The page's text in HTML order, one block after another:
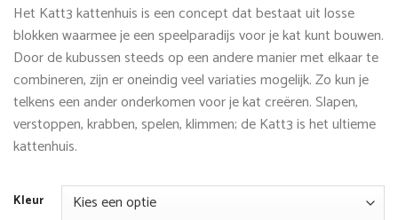
Het Katt3 kattenhuis is een concept dat bestaat uit losse
blokken waarmee je een speelparadijs voor je kat kunt bouwen.
Door de kubussen steeds op een andere manier met elkaar te
combineren, zijn er oneindig veel variaties mogelijk. Zo kun je
telkens een ander onderkomen voor je kat creëren. Slapen,
verstoppen, krabben, spelen, klimmen; de Katt3 is het ultieme
kattenhuis.
Kleur